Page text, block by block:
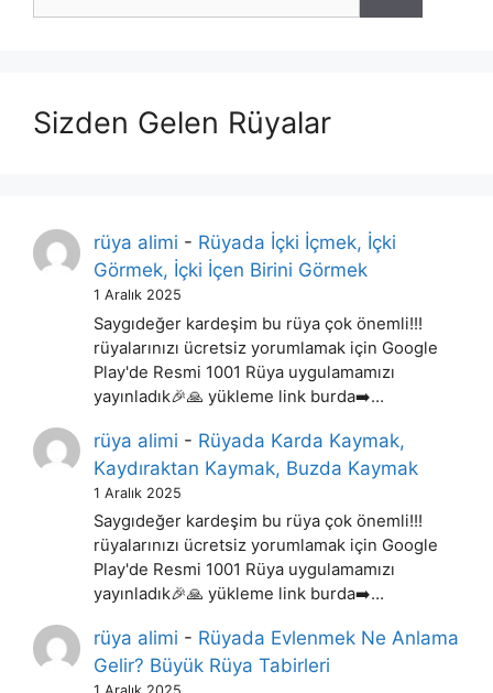
Sizden Gelen Rüyalar
rüya alimi - Rüyada İçki İçmek, İçki
Görmek, İçki İçen Birini Görmek
1 Aralık 2025
Saygıdeğer kardeşim bu rüya çok önemli!!!
rüyalarınızı ücretsiz yorumlamak için Google
Play'de Resmi 1001 Rüya uygulamamızı
yayınladık🎉🙏 yükleme link burda➡️…
rüya alimi - Rüyada Karda Kaymak,
Kaydıraktan Kaymak, Buzda Kaymak
1 Aralık 2025
Saygıdeğer kardeşim bu rüya çok önemli!!!
rüyalarınızı ücretsiz yorumlamak için Google
Play'de Resmi 1001 Rüya uygulamamızı
yayınladık🎉🙏 yükleme link burda➡️…
rüya alimi - Rüyada Evlenmek Ne Anlama
Gelir? Büyük Rüya Tabirleri